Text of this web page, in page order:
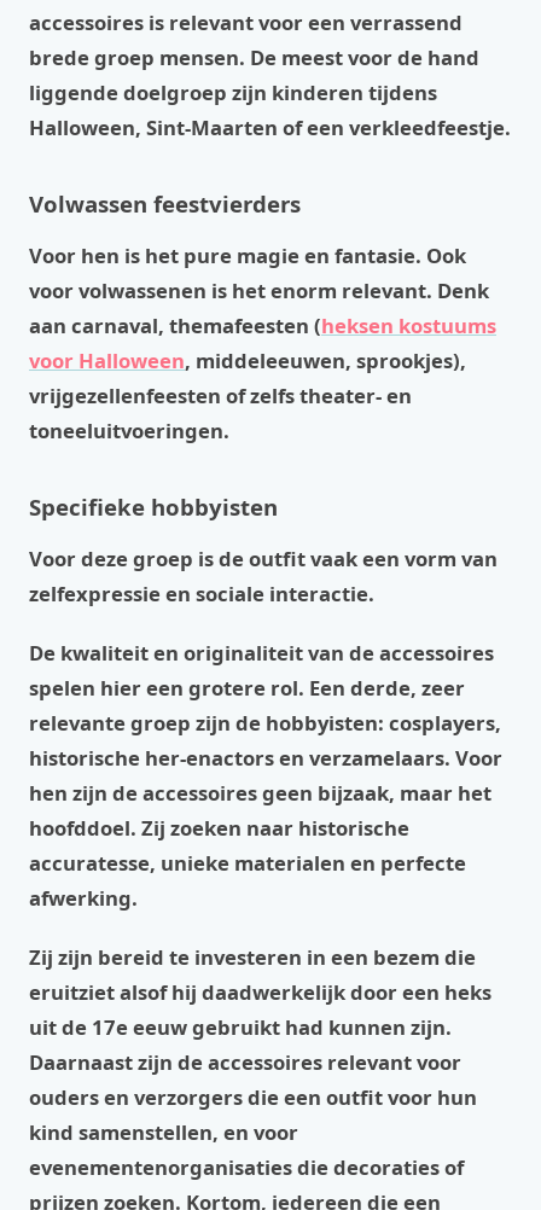
accessoires is relevant voor een verrassend
brede groep mensen. De meest voor de hand
liggende doelgroep zijn kinderen tijdens
Halloween, Sint-Maarten of een verkleedfeestje.
Volwassen feestvierders
Voor hen is het pure magie en fantasie. Ook
voor volwassenen is het enorm relevant. Denk
aan carnaval, themafeesten (heksen kostuums
voor Halloween, middeleeuwen, sprookjes),
vrijgezellenfeesten of zelfs theater- en
toneeluitvoeringen.
Specifieke hobbyisten
Voor deze groep is de outfit vaak een vorm van
zelfexpressie en sociale interactie.
De kwaliteit en originaliteit van de accessoires
spelen hier een grotere rol. Een derde, zeer
relevante groep zijn de hobbyisten: cosplayers,
historische her-enactors en verzamelaars. Voor
hen zijn de accessoires geen bijzaak, maar het
hoofddoel. Zij zoeken naar historische
accuratesse, unieke materialen en perfecte
afwerking.
Zij zijn bereid te investeren in een bezem die
eruitziet alsof hij daadwerkelijk door een heks
uit de 17e eeuw gebruikt had kunnen zijn.
Daarnaast zijn de accessoires relevant voor
ouders en verzorgers die een outfit voor hun
kind samenstellen, en voor
evenementenorganisaties die decoraties of
prijzen zoeken. Kortom, iedereen die een